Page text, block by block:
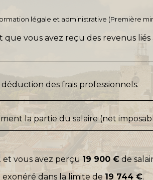
légale et administrative (Première
vous avez reçu des revenus
déduction desfrais professionnels.
la partie du salaire (net
et vous avez perçu 19 900 € de
dans la limite de 19 744 €.